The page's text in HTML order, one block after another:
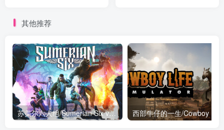
其他推荐
苏美尔六人组/Sumerian Six v1.0.0|策略模拟|容量28GB|免安装绿色中文版